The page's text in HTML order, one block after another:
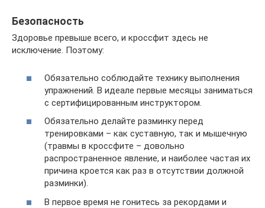
Безопасность
Здоровье превыше всего, и кроссфит здесь не
исключение. Поэтому:
Обязательно соблюдайте технику выполнения
упражнений. В идеале первые месяцы заниматься
с сертифицированным инструктором.
Обязательно делайте разминку перед
тренировками – как суставную, так и мышечную
(травмы в кроссфите – довольно
распространенное явление, и наиболее частая их
причина кроется как раз в отсутствии должной
разминки).
В первое время не гонитесь за рекордами и